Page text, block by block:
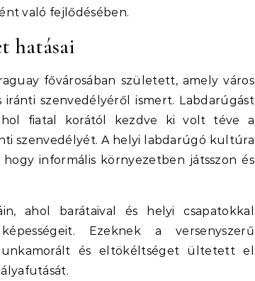
való fejlődésében.
hatásai
fővárosában született, amely város
szenvedélyéről ismert. Labdarúgást
fiatal korától kezdve ki volt téve a
szenvedélyét. A helyi labdarúgó kultúra
informális környezetben játsszon és
ahol barátaival és helyi csapatokkal
Ezeknek a versenyszerű
és eltökéltséget ültetett el